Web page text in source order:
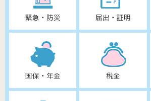
緊急・防災 届出・証明
国保・年金 税金